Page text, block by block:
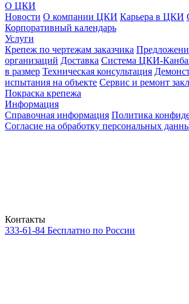
О ЦКИ
Новости О компании ЦКИ Карьера в ЦКИ
Корпоративный календарь
Услуги
Крепеж по чертежам заказчика
организаций Доставка Система ЦКИ-
в размер Техническая консультация
испытания на объекте Сервис и ремонт
Покраска крепежа
Информация
Справочная информация Политика
Согласие на обработку персональных
Контакты
333-61-84 Бесплатно по России